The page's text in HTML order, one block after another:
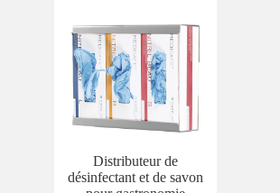
Distributeur de
désinfectant et de savon